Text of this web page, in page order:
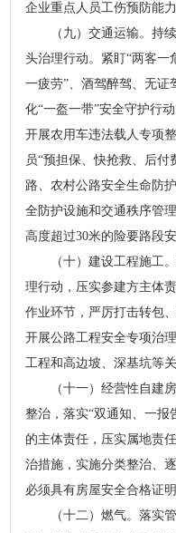
企业重点人员工伤预防能力
（九）交通运输。持
头治理行动。紧盯“两客一
一疲劳”、酒驾醉驾、无证
化“一盔一带”安全守护行
开展农用车违法载人专项
员“预担保、快抢救、后
路、农村公路安全生命防
全防护设施和交通秩序管
高度超过30米的险要路段安
（十）建设工程施工
理行动，压实参建方主体
作业环节，严厉打击转包
开展公路工程安全专项治
工程和高边坡、深基坑等
（十一）经营性自建
整治，落实“双通知、一报
的主体责任，压实属地责
治措施，实施分类整治、
必须具有房屋安全合格证
（十二）燃气。落实